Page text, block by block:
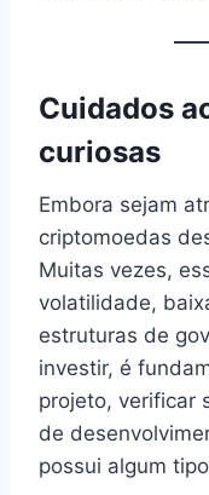
Cuidados
curiosas
Embora sejam
criptomoedas
Muitas vezes,
volatilidade,
estruturas de
investir, é
projeto, verificar
de
possui algum